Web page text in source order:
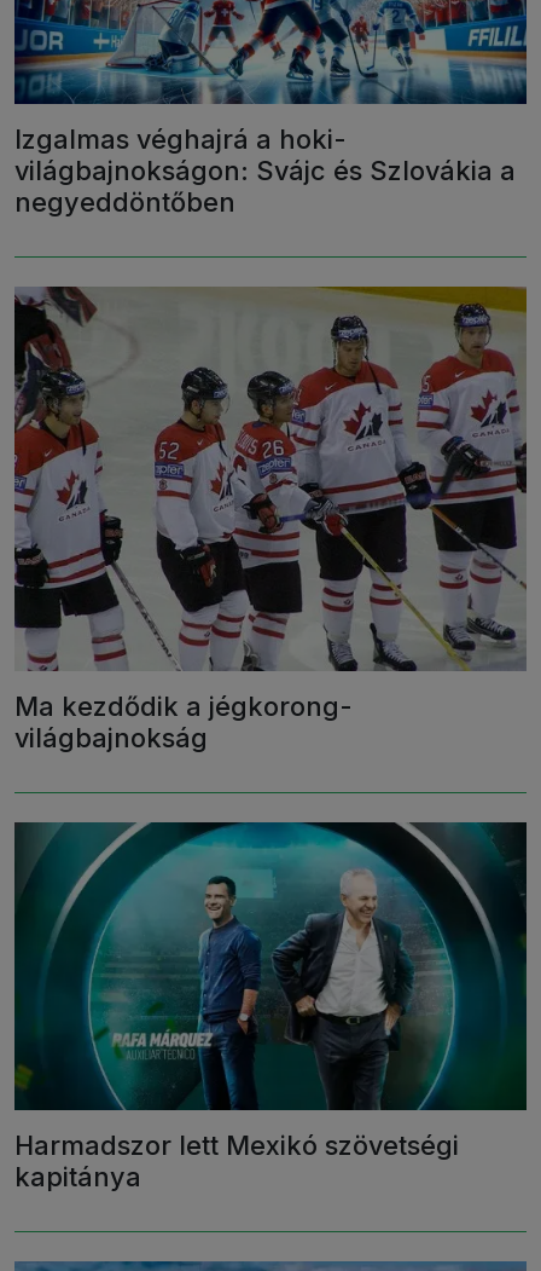
Izgalmas véghajrá a hoki-
világbajnokságon: Svájc és Szlovákia a
negyeddöntőben
Ma kezdődik a jégkorong-
világbajnokság
Harmadszor lett Mexikó szövetségi
kapitánya